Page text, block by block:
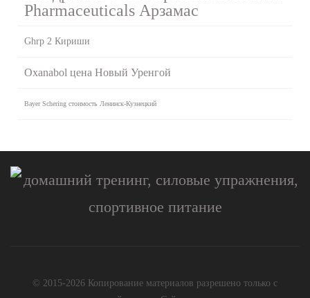
Pharmaceuticals Арзамас
Ghrp 2 Кириши
Oxanabol цена Новый Уренгой
Bayer Schering стоимость Ленинск-Кузнецкий
© 2015-2026 Копирование материалов разрешено только с